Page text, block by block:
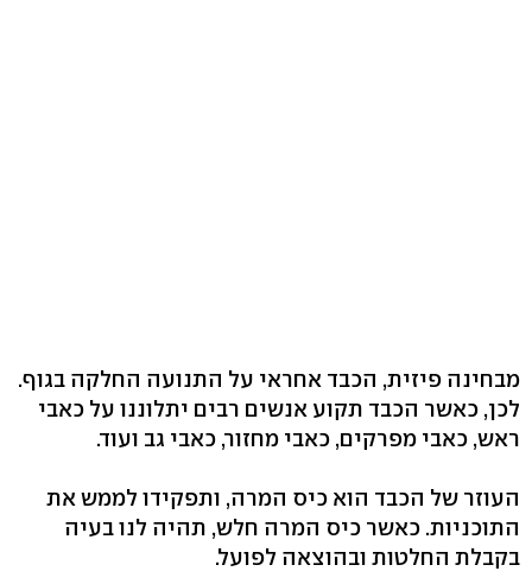
מבחינה פיזית, הכבד אחראי על התנועה החלקה בגוף.
לכן, כאשר הכבד תקוע אנשים רבים יתלוננו על כאבי
ראש, כאבי מפרקים, כאבי מחזור, כאבי גב ועוד.
העוזר של הכבד הוא כיס המרה, ותפקידו לממש את
התוכניות. כאשר כיס המרה חלש, תהיה לנו בעיה
בקבלת החלטות ובהוצאה לפועל.